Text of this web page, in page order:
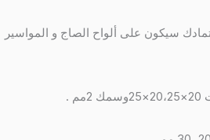
سيكون على ألواح الصاج و المواسير